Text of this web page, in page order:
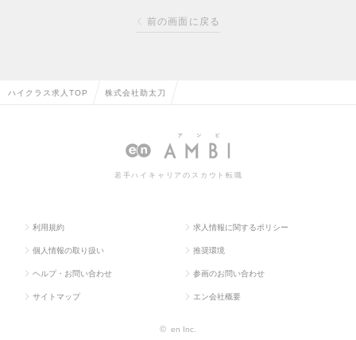
前の画面に戻る
ハイクラス求人TOP 株式会社助太刀
若手ハイキャリアのスカウト転職
利用規約 求人情報に関するポリシー
個人情報の取り扱い 推奨環境
ヘルプ・お問い合わせ 参画のお問い合わせ
サイトマップ エン会社概要
© en Inc.